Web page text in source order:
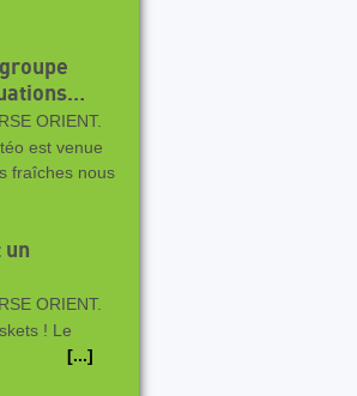
ORIENT.
est venue
fraîches nous
un
ORIENT.
! Le
[...]